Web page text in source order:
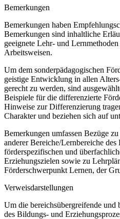
Bemerkungen
Bemerkungen haben
Bemerkungen sind inhaltliche
geeignete Lehr- und
Arbeitsweisen.
Um dem sonderpädagogischen
geistige Entwicklung in allen
gerecht zu werden, sind
Beispiele für die differenzierte
Hinweise zur Differenzierung
Charakter und beziehen sich auf
Bemerkungen umfassen Bezüge
anderer Bereiche/Lernbereiche des
förderspezifischen und
Erziehungszielen sowie zu
Förderschwerpunkt Lernen, der
Verweisdarstellungen
Um die bereichsübergreifende und
des Bildungs- und